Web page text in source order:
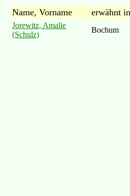
Name, Vorname erwähnt in
Jorewitz, Amalie
(Schulz)
Bochum